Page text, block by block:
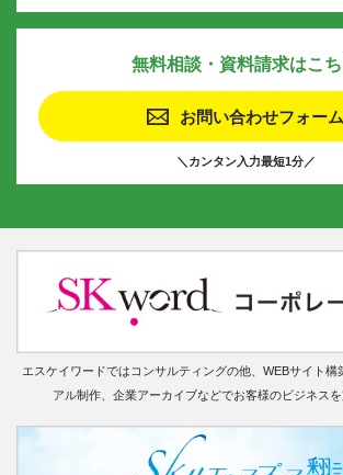
無料相談・資料請求はこ
お問い合わせフォーム
＼カンタン入力最短1分／
エスケイワードではコンサルティングの他、WEBサイト
アル制作、企業アーカイブなどでお客様のビジネスを